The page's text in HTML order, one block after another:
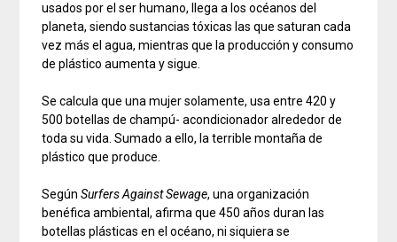
usados por el ser humano, llega a los océanos del
planeta, siendo sustancias tóxicas las que saturan cada
vez más el agua, mientras que la producción y consumo
de plástico aumenta y sigue.
Se calcula que una mujer solamente, usa entre 420 y
500 botellas de champú- acondicionador alrededor de
toda su vida. Sumado a ello, la terrible montaña de
plástico que produce.
SegúnSurfers Against Sewage, una organización
benéfica ambiental, afirma que 450 años duran las
botellas plásticas en el océano, ni siquiera se